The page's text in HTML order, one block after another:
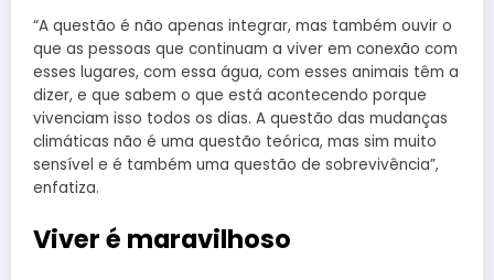
“A questão é não apenas integrar, mas também ouvir o
que as pessoas que continuam a viver em conexão com
esses lugares, com essa água, com esses animais têm a
dizer, e que sabem o que está acontecendo porque
vivenciam isso todos os dias. A questão das mudanças
climáticas não é uma questão teórica, mas sim muito
sensível e é também uma questão de sobrevivência”,
enfatiza.
Viver é maravilhoso